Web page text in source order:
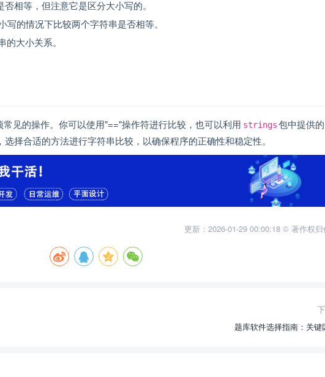
相等，但注意它是区分大小写的。
写的情况下比较两个字符串是否相等。
大小关系。
见的操作。你可以使用"=="操作符进行比较，也可以利用 strings 包中提供的
选择合适的方法进行字符串比较，以确保程序的正确性和稳定性。
更新：2026-01-29 00:00:18 © 著作权
题库软件选择指南：关键